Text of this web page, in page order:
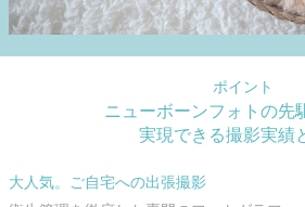
ポイント
ニューボーンフォトの先
実現できる撮影実績
大人気。ご自宅への出張撮影